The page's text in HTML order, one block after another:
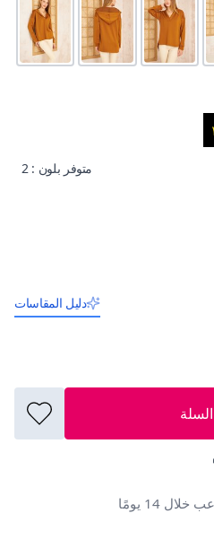
متوفر بلون : 2
دليل المقاسات
14 يومًا